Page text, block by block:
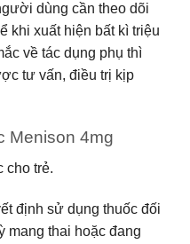
dùng cần theo dõi
khi xuất hiện bất kì triệu
về tác dụng phụ thì
tư vấn, điều trị kịp
Menison 4mg
cho trẻ.
định sử dụng thuốc đối
mang thai hoặc đang